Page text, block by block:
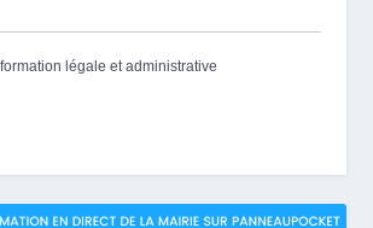
légale et administrative